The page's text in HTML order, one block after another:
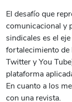
El desafío que
comunicacional y
sindicales es el
fortalecimiento de
Twitter y You
plataforma
En cuanto a los
con una revista.